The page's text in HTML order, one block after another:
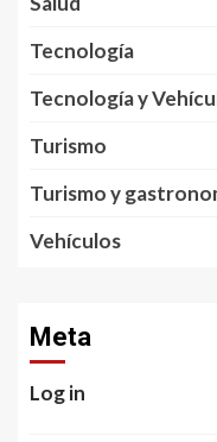
Tecnología
Tecnología y
Turismo
Turismo y
Vehículos
Meta
Log in